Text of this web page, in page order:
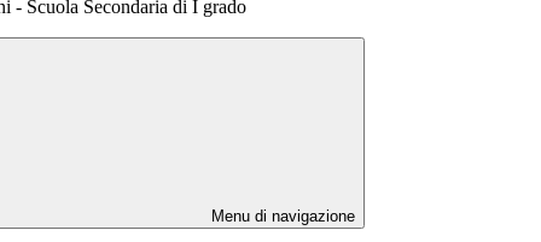
- Scuola Secondaria di I grado
Menu di navigazione